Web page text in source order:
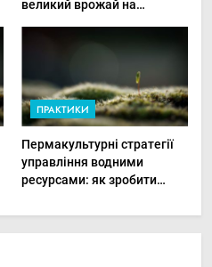
великий врожай на
ПРАКТИКИ
Пермакультурні стратегії
управління водними
ресурсами: як зробити
до посухи